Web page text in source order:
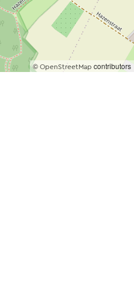
© OpenStreetMap contributors